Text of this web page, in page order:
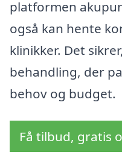
platformen
også kan hente
klinikker. Det
behandling, der
behov og budget.
Få tilbud, gratis